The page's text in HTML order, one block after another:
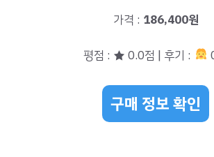
가격 : 186,400원
평점 : ★ 0.0점 | 후기 :
구매 정보 확인